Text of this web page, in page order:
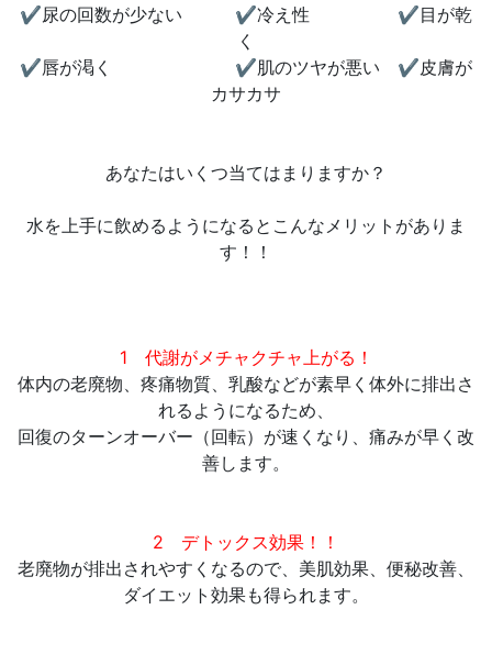
✔尿の回数が少ない ✔冷え性 ✔目が乾
く
✔唇が渇く ✔肌のツヤが悪い ✔皮膚が
カサカサ
あなたはいくつ当てはまりますか？
水を上手に飲めるようになるとこんなメリットがありま
す！！
1 代謝がメチャクチャ上がる！
体内の老廃物、疼痛物質、乳酸などが素早く体外に排出さ
れるようになるため、
回復のターンオーバー（回転）が速くなり、痛みが早く改
善します。
2 デトックス効果！！
老廃物が排出されやすくなるので、美肌効果、便秘改善、
ダイエット効果も得られます。